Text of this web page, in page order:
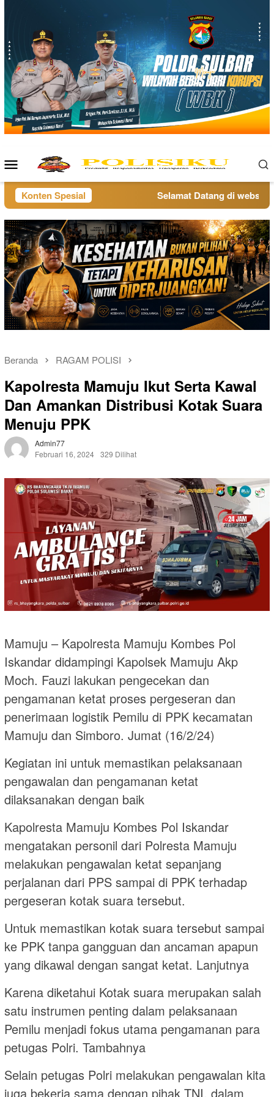
Menu
Mobile
Konten Spesial Selamat Datang di website
Beranda RAGAM POLISI
Kapolresta Mamuju Ikut Serta Kawal
Dan Amankan Distribusi Kotak Suara
Menuju PPK
Admin77
Februari 16, 2024 329 Dilihat
Mamuju – Kapolresta Mamuju Kombes Pol
Iskandar didampingi Kapolsek Mamuju Akp
Moch. Fauzi lakukan pengecekan dan
pengamanan ketat proses pergeseran dan
penerimaan logistik Pemilu di PPK kecamatan
Mamuju dan Simboro. Jumat (16/2/24)
Kegiatan ini untuk memastikan pelaksanaan
pengawalan dan pengamanan ketat
dilaksanakan dengan baik
Kapolresta Mamuju Kombes Pol Iskandar
mengatakan personil dari Polresta Mamuju
melakukan pengawalan ketat sepanjang
perjalanan dari PPS sampai di PPK terhadap
pergeseran kotak suara tersebut.
Untuk memastikan kotak suara tersebut sampai
ke PPK tanpa gangguan dan ancaman apapun
yang dikawal dengan sangat ketat. Lanjutnya
Karena diketahui Kotak suara merupakan salah
satu instrumen penting dalam pelaksanaan
Pemilu menjadi fokus utama pengamanan para
petugas Polri. Tambahnya
Selain petugas Polri melakukan pengawalan kita
juga bekerja sama dengan pihak TNI, dalam